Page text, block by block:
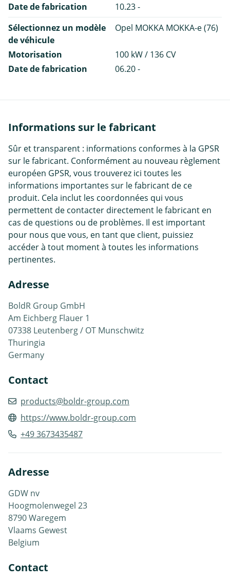
Date de fabrication
10.23 -
Sélectionnez un modèle
de véhicule
Opel MOKKA MOKKA-e (76)
Motorisation
100 kW / 136 CV
Date de fabrication
06.20 -
Informations sur le fabricant
Sûr et transparent : informations conformes à la GPSR
sur le fabricant. Conformément au nouveau règlement
européen GPSR, vous trouverez ici toutes les
informations importantes sur le fabricant de ce
produit. Cela inclut les coordonnées qui vous
permettent de contacter directement le fabricant en
cas de questions ou de problèmes. Il est important
pour nous que vous, en tant que client, puissiez
accéder à tout moment à toutes les informations
pertinentes.
Adresse
BoldR Group GmbH
Am Eichberg Flauer 1
07338 Leutenberg / OT Munschwitz
Thuringia
Germany
Contact
products@boldr-group.com
https://www.boldr-group.com
+49 3673435487
Adresse
GDW nv
Hoogmolenwegel 23
8790 Waregem
Vlaams Gewest
Belgium
Contact